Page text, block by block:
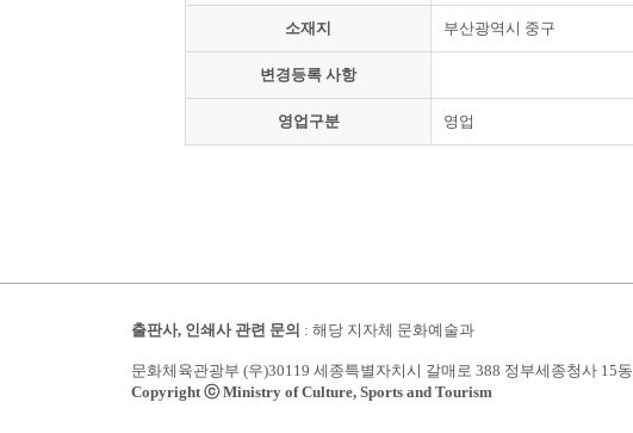
소재지 부산광역시 중구
변경등록 사항
영업구분 영업
출판사, 인쇄사 관련 문의 : 해당 지자체 문화예술과
문화체육관광부 (우)30119 세종특별자치시 갈매로 388 정부세종청사 15동
Copyright ⓒ Ministry of Culture, Sports and Tourism